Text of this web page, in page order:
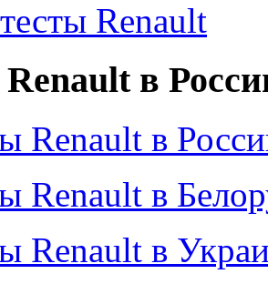
Renault
в
Renault в
Renault в
Renault в